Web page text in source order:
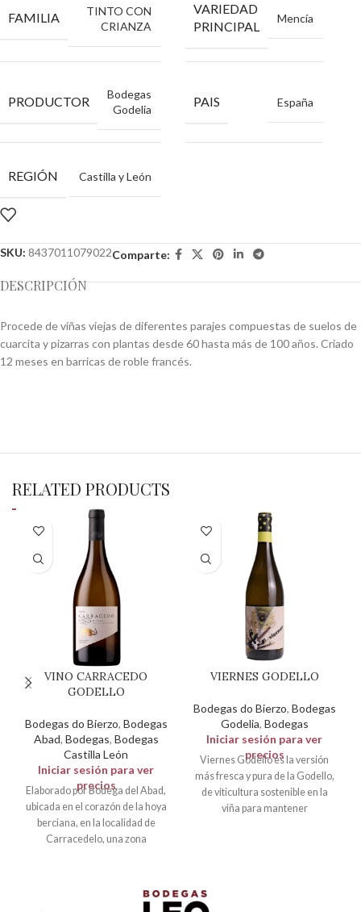
FAMILIA
TINTO CON
CRIANZA
VARIEDAD
PRINCIPAL
Mencía
PRODUCTOR
Bodegas
Godelia
PAIS España
REGIÓN Castilla y León
SKU: 8437011079022Comparte:
DESCRIPCIÓN
Procede de viñas viejas de diferentes parajes compuestas de suelos de
cuarcita y pizarras con plantas desde 60 hasta más de 100 años. Criado
12 meses en barricas de roble francés.
RELATED PRODUCTS
VINO CARRACEDO
GODELLO
Bodegas do Bierzo, Bodegas
Abad, Bodegas, Bodegas
Castilla León
Iniciar sesión para ver
precios
Elaborado por Bodega del Abad,
ubicada en el corazón de la hoya
berciana, en la localidad de
Carracedelo, una zona
VIERNES GODELLO
Bodegas do Bierzo, Bodegas
Godelia, Bodegas
Iniciar sesión para ver
precios
Viernes Godello es la versión
más fresca y pura de la Godello,
de viticultura sostenible en la
viña para mantener